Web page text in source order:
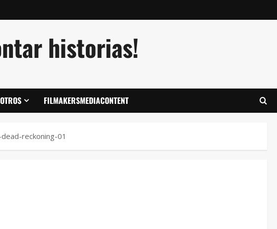
historias!
FILMAKERSMEDIACONTENT
reckoning-01